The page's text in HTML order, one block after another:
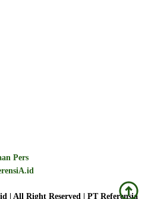
Pers
| All Right Reserved | PT Referensia